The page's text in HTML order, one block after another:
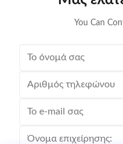
You Can